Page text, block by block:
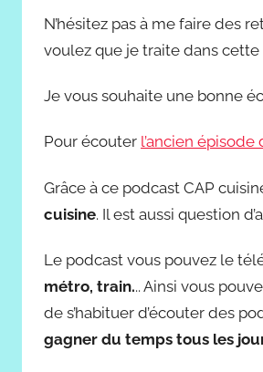
N’hésitez pas à me faire des
voulez que je traite dans cette
Je vous souhaite une bonne
Pour écouter l’ancien épisode
Grâce à ce podcast CAP
cuisine. Il est aussi question
Le podcast vous pouvez le
métro, train... Ainsi vous
de s’habituer d’écouter des
gagner du temps tous les